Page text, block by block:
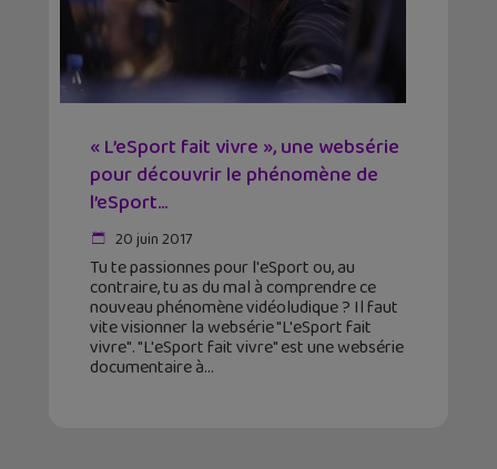
« L’eSport fait vivre », une websérie
pour découvrir le phénomène de
l’eSport...
20 juin 2017
Tu te passionnes pour l'eSport ou, au
contraire, tu as du mal à comprendre ce
nouveau phénomène vidéoludique ? Il faut
vite visionner la websérie "L'eSport fait
vivre". "L'eSport fait vivre" est une websérie
documentaire à